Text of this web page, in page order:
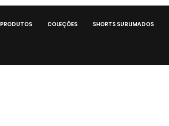
PRODUTOS COLEÇÕES SHORTS SUBLIMADOS